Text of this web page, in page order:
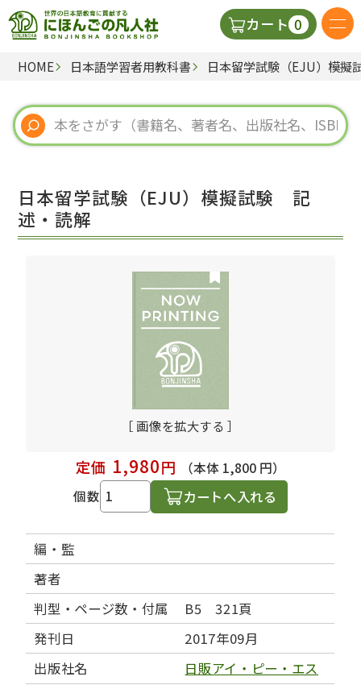
カート 0
日本語の教科書
視聴覚・補助教材
教師用参考書
HOME 日本語学習者用教科書 日本留学試験（EJU）模
日本留学試験（EJU）模擬試験 記
述・読解
［ 画像を拡大する ］
定価 1,980円
（本体 1,800 円）
個数
カートへ入れる
編・監
著者
判型・ページ数・付属
B5 321頁
発刊日
2017年09月
出版社名
日販アイ・ピー・エス